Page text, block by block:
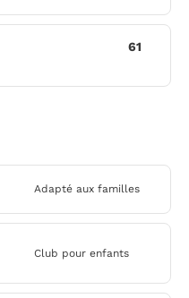
61
Adapté aux familles
Club pour enfants